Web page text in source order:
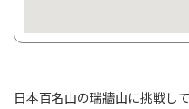
日本百名山の瑞牆山に挑戦し